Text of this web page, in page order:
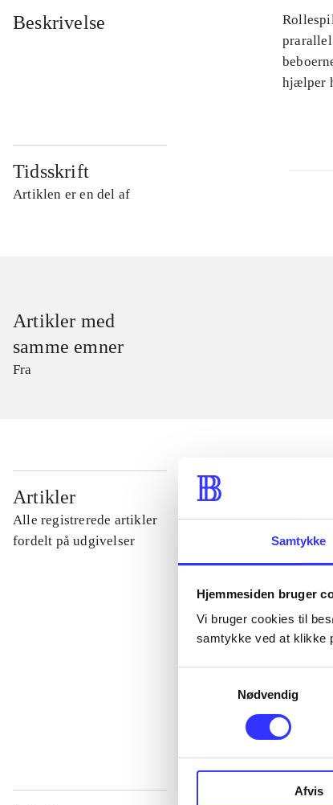
Samtykke
Hjemmesiden bruger
Vi bruger cookies til
samtykke ved at klikke
Nødvendig
Afvis
Beskrivelse
hjælper
Tidsskrift
Artiklen er en del af
Artikler med
samme emner
Fra
Artikler
Alle registrerede artikler
fordelt på udgivelser
...
...
...
...